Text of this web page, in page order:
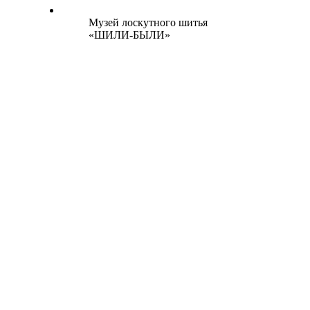
Музей лоскутного шитья
«ШИЛИ-БЫЛИ»